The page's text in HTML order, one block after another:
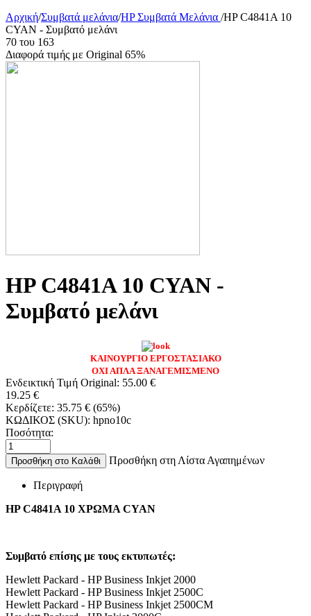
Αρχική/Συμβατά μελάνια/HP Συμβατά Μελάνια /HP C4841A 10
CYAN - Συμβατό μελάνι
70 του 163
Διαφορά τιμής με Original 65%
HP C4841A 10 CYAN -
Συμβατό μελάνι
ΚΑΙΝΟΥΡΓΙΟ ΕΡΓΟΣΤΑΣΙΑΚΟ
ΟΧΙ ΑΠΛΑ ΞΑΝΑΓΕΜΙΣΜΕΝΟ
Ενδεικτική Τιμή Original: 55.00 €
19.25 €
Κερδίζετε: 35.75 € (65%)
ΚΩΔΙΚΟΣ (SKU): hpno10c
Ποσότητα:
Προσθήκη στο Καλάθι Προσθήκη στη Λίστα Αγαπημένων
Περιγραφή
HP C4841A 10 ΧΡΩΜΑ CYAN
Συμβατό επίσης με τους εκτυπωτές:
Hewlett Packard - HP Business Inkjet 2000
Hewlett Packard - HP Business Inkjet 2500C
Hewlett Packard - HP Business Inkjet 2500CM